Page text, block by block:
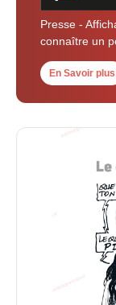
Presse -
connaître un
En Savoir plus